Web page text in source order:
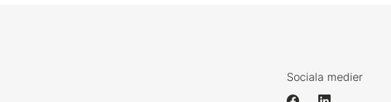
Sociala medier